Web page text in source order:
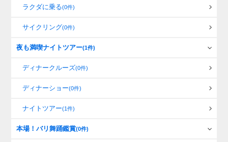
ラクダに乗る(0件)
サイクリング(0件)
夜も満喫ナイトツアー(1件)
ディナークルーズ(0件)
ディナーショー(0件)
ナイトツアー(1件)
本場！バリ舞踊鑑賞(0件)